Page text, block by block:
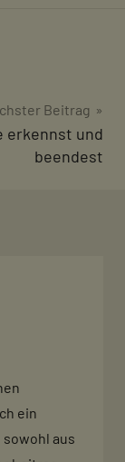
Beitrag
erkennst und
beendest
ein
aus